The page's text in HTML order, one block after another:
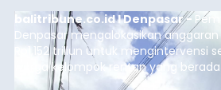
balitribune.co.id I Denpasar -
Denpasar mengalokasikan
Rp1,152 triliun untuk mengintervensi
warga kelompok rentan yang
garis kemiskinan. Langkah strategis